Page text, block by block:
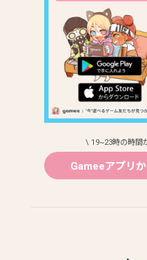
\ 19~23時の時間
Gameeアプリ